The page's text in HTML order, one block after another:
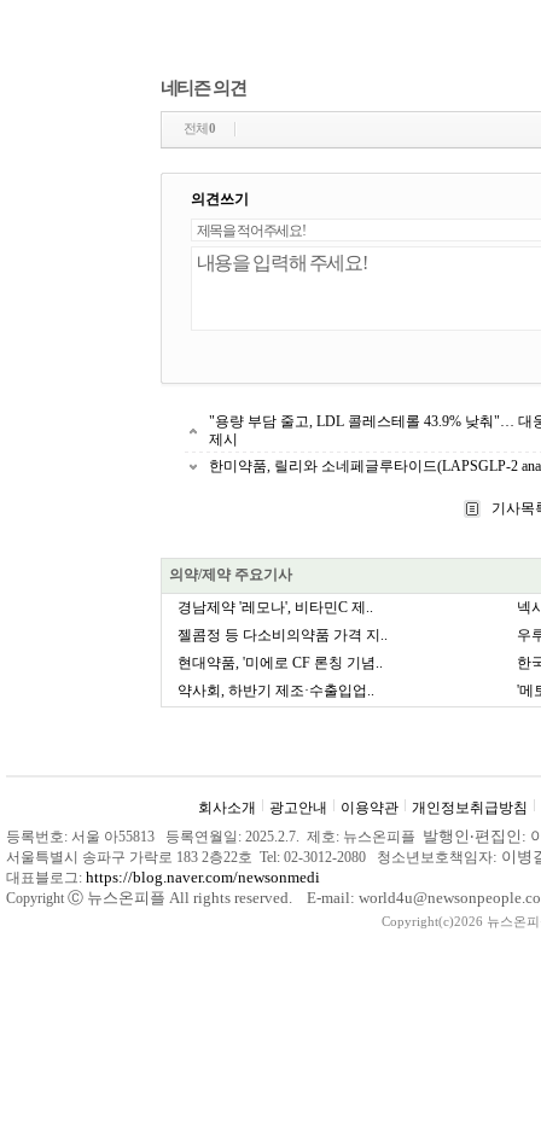
네티즌 의견
전체0
의견쓰기
"용량 부담 줄고, LDL 콜레스테롤 43.9% 낮춰"… 대
제시
한미약품, 릴리와 소네페글루타이드(LAPSGLP-2
기사목
의약/제약 주요기사
경남제약 '레모나', 비타민C 제..
넥
젤콤정 등 다소비의약품 가격 지..
우
현대약품, '미에로 CF 론칭 기념..
한
약사회, 하반기 제조·수출입업..
'메
회사소개 광고안내 이용약관
개인정보취급방침
등록번호: 서울 아55813 등록연월일: 2025.2.7. 제호: 뉴스온피플 발행인 ‧편집인:
서울특별시 송파구 가락로 183 2층22호 Tel: 02-3012-2080 청소년보호책임자: 이
대표블로그: https://blog.naver.com/newsonmedi
Copyright Ⓒ 뉴스온피플 All rights reserved. E-mail:
Copyright(c)2026 뉴스온